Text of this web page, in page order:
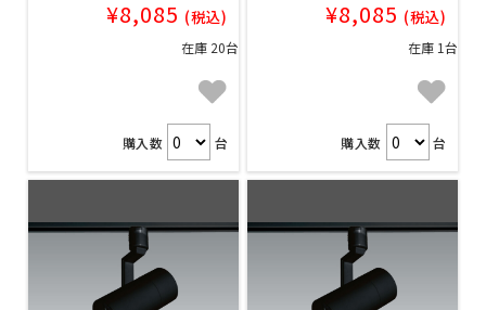
¥8,085 (税込)
在庫 20台
購入数 台
¥8,085 (税込)
在庫 1台
購入数 台